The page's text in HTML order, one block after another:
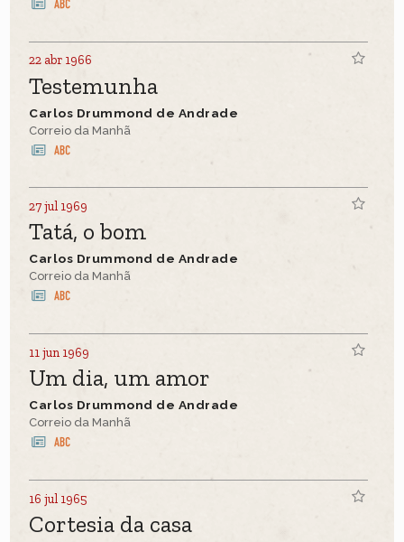
22 abr 1966
Testemunha
Carlos Drummond de Andrade
Correio da Manhã
27 jul 1969
Tatá, o bom
Carlos Drummond de Andrade
Correio da Manhã
11 jun 1969
Um dia, um amor
Carlos Drummond de Andrade
Correio da Manhã
16 jul 1965
Cortesia da casa